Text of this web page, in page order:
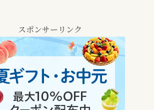
スポンサーリンク